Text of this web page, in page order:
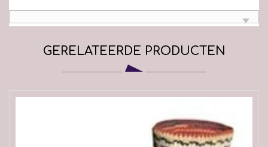
GERELATEERDE PRODUCTEN